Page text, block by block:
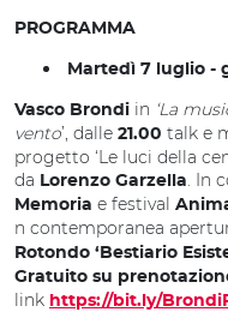
PROGRAMMA
Martedì 7 luglio -
Vasco Brondi in ‘La
vento’, dalle 21.00 talk e
progetto ‘Le luci della
da Lorenzo Garzella. In
Memoria e festival
n contemporanea
Rotondo ‘Bestiario
Gratuito su
link https://bit.ly/